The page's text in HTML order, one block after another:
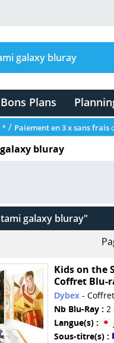
Bons Plans
* / Paiement en 3 x sans frais
bluray
galaxy bluray"
Kids on the
Coffret Blu-
Dybex-
Nb Blu-Ray : 2
Langue(s) :
Sous-titre(s) :